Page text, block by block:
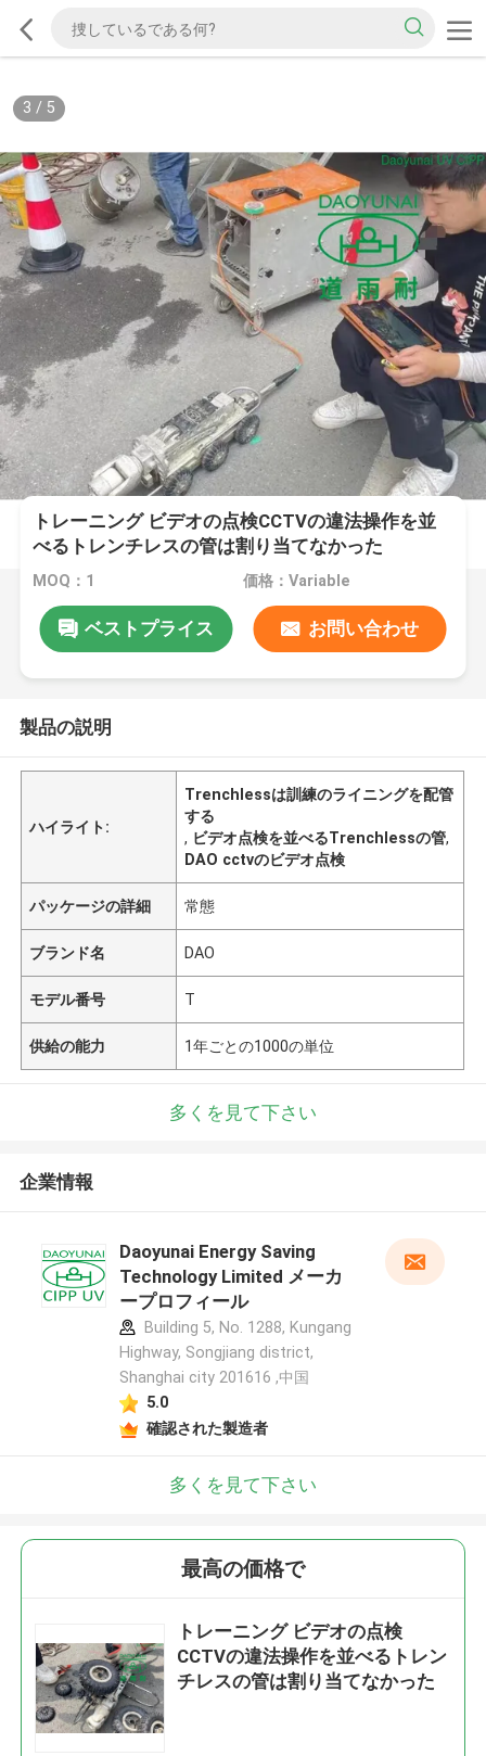
折り返しご連絡いたします！
3 / 5
トレーニング ビデオの点検CCTVの違法操作を並
べるトレンチレスの管は割り当てなかった
MOQ：1 価格：Variable
ベストプライス お問い合わせ
製品の説明
ハイライト:
Trenchlessは訓練のライニングを配管
する
, ビデオ点検を並べるTrenchlessの管,
DAO cctvのビデオ点検
パッケージの詳細 常態
ブランド名 DAO
モデル番号 T
供給の能力 1年ごとの1000の単位
多くを見て下さい
企業情報
Daoyunai Energy Saving
Technology Limited メーカ
ープロフィール
Building 5, No. 1288, Kungang
Highway, Songjiang district,
Shanghai city 201616 ,中国
5.0
確認された製造者
多くを見て下さい
最高の価格で
トレーニング ビデオの点検
CCTVの違法操作を並べるトレン
チレスの管は割り当てなかった